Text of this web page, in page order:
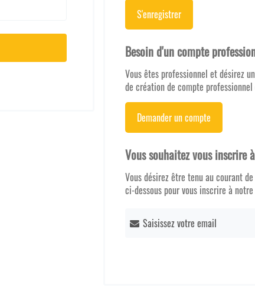
S'enregistrer
Besoin d'un compte
Vous êtes professionnel et désirez
de création de compte
Demander un compte
Vous souhaitez vous inscrire
Vous désirez être tenu au courant
ci-dessous pour vous inscrire à